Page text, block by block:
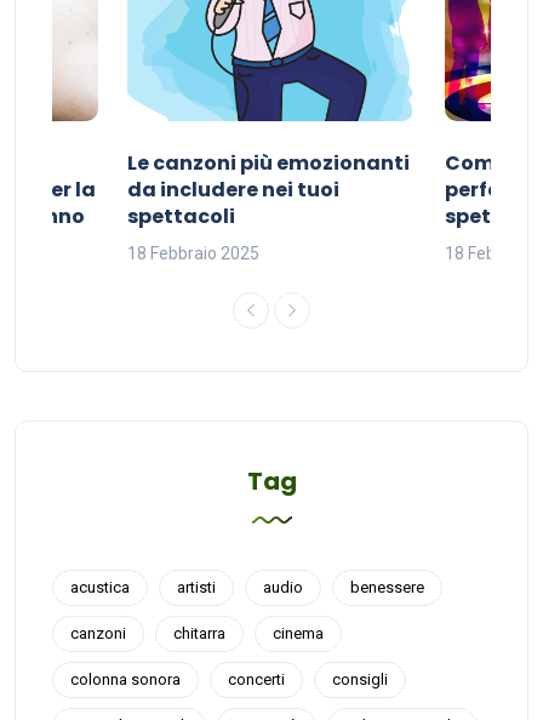
per la
sonno
Le canzoni più emozionanti
da includere nei tuoi
spettacoli
18 Febbraio 2025
Come
perfetta
18 Febbraio
Tag
acustica artisti audio benessere
canzoni chitarra cinema
colonna sonora concerti consigli